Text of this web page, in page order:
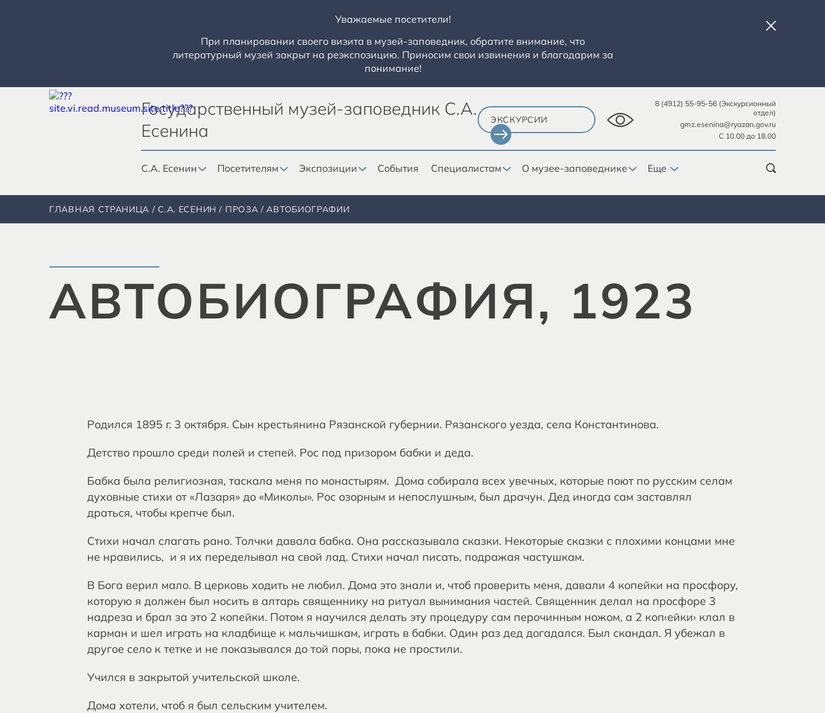
Уважаемые посетители!
При планировании своего визита в музей-заповедник, обратите внимание, что
литературный музей закрыт на реэкспозицию. Приносим свои извинения и благодарим за
понимание!
Государственный музей-заповедник С.А.
Есенина
ЭКСКУРСИИ
8 (4912) 55-95-56 (Экскурсионный
отдел)
gmz.esenina@ryazan.gov.ru
С 10.00 до 18.00
С.А. Есенин Посетителям Экспозиции События Специалистам О музее-заповеднике Еще
ГЛАВНАЯ СТРАНИЦА С.А. ЕСЕНИН ПРОЗА АВТОБИОГРАФИИ
АВТОБИОГРАФИЯ, 1923
Родился 1895 г. 3 октября. Сын крестьянина Рязанской губернии. Рязанского уезда, села Константинова.
Детство прошло среди полей и степей. Рос под призором бабки и деда.
Бабка была религиозная, таскала меня по монастырям. Дома собирала всех увечных, которые поют по русским селам
духовные стихи от «Лазаря» до «Миколы». Рос озорным и непослушным, был драчун. Дед иногда сам заставлял
драться, чтобы крепче был.
Стихи начал слагать рано. Толчки давала бабка. Она рассказывала сказки. Некоторые сказки с плохими концами мне
не нравились, и я их переделывал на свой лад. Стихи начал писать, подражая частушкам.
В Бога верил мало. В церковь ходить не любил. Дома это знали и, чтоб проверить меня, давали 4 копейки на просфору,
которую я должен был носить в алтарь священнику на ритуал вынимания частей. Священник делал на просфоре 3
надреза и брал за это 2 копейки. Потом я научился делать эту процедуру сам перочинным ножом, а 2 коп‹ейки› клал в
карман и шел играть на кладбище к мальчишкам, играть в бабки. Один раз дед догадался. Был скандал. Я убежал в
другое село к тетке и не показывался до той поры, пока не простили.
Учился в закрытой учительской школе.
Дома хотели, чтоб я был сельским учителем.